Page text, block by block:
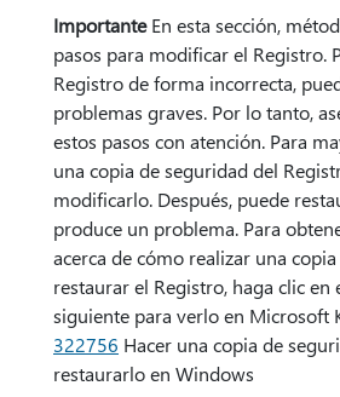
ImportanteEn esta sección,
pasos para modificar el Registro.
Registro de forma incorrecta,
problemas graves. Por lo tanto,
estos pasos con atención. Para
una copia de seguridad del
modificarlo. Después, puede
produce un problema. Para
acerca de cómo realizar una
restaurar el Registro, haga clic
siguiente para verlo en Microsoft
322756 Hacer una copia de
restaurarlo en Windows